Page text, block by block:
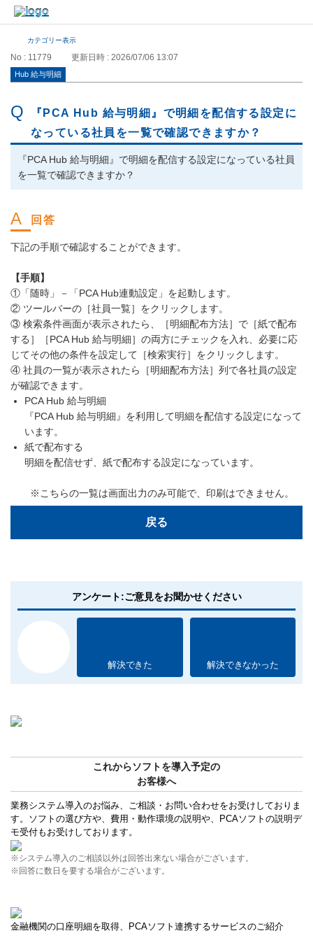
カテゴリー表示
No : 11779 更新日時 : 2026/07/06 13:07
Hub 給与明細
『PCA Hub 給与明細』で明細を配信する設定に
なっている社員を一覧で確認できますか？
『PCA Hub 給与明細』で明細を配信する設定になっている社員
を一覧で確認できますか？
下記の手順で確認することができます。
【手順】
①「随時」－「PCA Hub連動設定」を起動します。
② ツールバーの［社員一覧］をクリックします。
③ 検索条件画面が表示されたら、［明細配布方法］で［紙で配布
する］［PCA Hub 給与明細］の両方にチェックを入れ、必要に応
じてその他の条件を設定して［検索実行］をクリックします。
④ 社員の一覧が表示されたら［明細配布方法］列で各社員の設定
が確認できます。
PCA Hub 給与明細
『PCA Hub 給与明細』を利用して明細を配信する設定になって
います。
紙で配布する
明細を配信せず、紙で配布する設定になっています。
※こちらの一覧は画面出力のみ可能で、印刷はできません。
戻る
アンケート:ご意見をお聞かせください
解決できた 解決できなかった
これからソフトを導入予定の
お客様へ
業務システム導入のお悩み、ご相談・お問い合わせをお受けしておりま
す。ソフトの選び方や、費用・動作環境の説明や、PCAソフトの説明デ
モ受付もお受けしております。
※システム導入のご相談以外は回答出来ない場合がございます。
※回答に数日を要する場合がございます。
金融機関の口座明細を取得、PCAソフト連携するサービスのご紹介